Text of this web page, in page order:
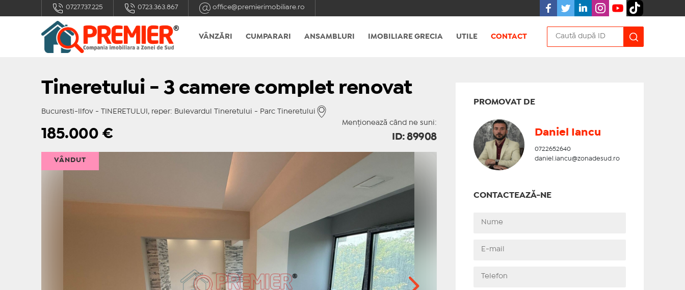
0727.737.225 0723.363.867 office@premierimobiliare.ro
VÂNZĂRI CUMPARARI ANSAMBLURI IMOBILIARE GRECIA UTILE CONTACT
Tineretului - 3 camere complet renovat
Bucuresti-Ilfov - TINERETULUI, reper: Bulevardul Tineretului - Parc Tineretului
Menționează când ne suni:
185.000 € ID: 89908
VÂNDUT
PROMOVAT DE
Daniel Iancu
0722652640
daniel.iancu@zonadesud.ro
CONTACTEAZĂ-NE